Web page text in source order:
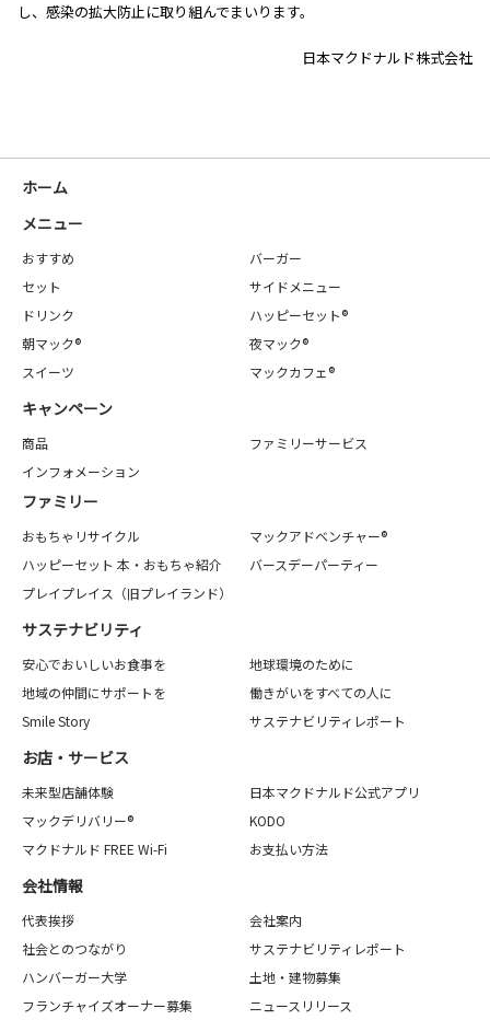
し、感染の拡大防止に取り組んでまいります。
日本マクドナルド株式会社
ホーム
メニュー
おすすめ
バーガー
セット
サイドメニュー
ドリンク
ハッピーセット®
朝マック®
夜マック®
スイーツ
マックカフェ®
キャンペーン
商品
ファミリーサービス
インフォメーション
ファミリー
おもちゃリサイクル
マックアドベンチャー®
ハッピーセット 本・おもちゃ紹介
バースデーパーティー
プレイプレイス（旧プレイランド）
サステナビリティ
安心でおいしいお食事を
地球環境のために
地域の仲間にサポートを
働きがいをすべての人に
Smile Story
サステナビリティレポート
お店・サービス
未来型店舗体験
日本マクドナルド公式アプリ
マックデリバリー®
KODO
マクドナルド FREE Wi-Fi
お支払い方法
会社情報
代表挨拶
会社案内
社会とのつながり
サステナビリティレポート
ハンバーガー大学
土地・建物募集
フランチャイズオーナー募集
ニュースリリース